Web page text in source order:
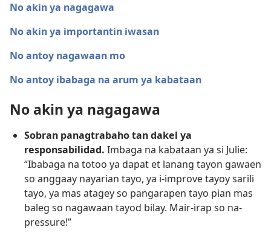
No akin ya nagagawa
No akin ya importantin iwasan
No antoy nagawaan mo
No antoy ibabaga na arum ya kabataan
No akin ya nagagawa
Sobran panagtrabaho tan dakel ya
responsabilidad. Imbaga na kabataan ya si Julie:
“Ibabaga na totoo ya dapat et lanang tayon gawaen
so anggaay nayarian tayo, ya i-improve tayoy sarili
tayo, ya mas atagey so pangarapen tayo pian mas
baleg so nagawaan tayod bilay. Mair-irap so na-
pressure!”